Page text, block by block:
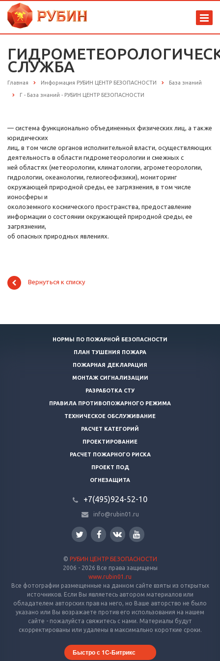
СЛУЖБА
Главная Информация РУБИН ЦЕНТР БЕЗОПАСНОСТИ База знаний
Г - База знаний - РУБИН ЦЕНТР БЕЗОПАСНОСТИ
— система функционально объединенных физических лиц, а также
юридических
лиц, в том числе органов исполнительной власти, осуществляющих
деятельность в области гидрометеорологии и смежных с
ней областях (метеорологии, климатологии, агрометеорологии,
гидрологии, океанологии, гелиогеофизики), мониторинг
окружающей природной среды, ее загрязнения, в том числе
ионосферы и
околоземного космического пространства, предоставление
информации о состоянии окружающей природной среды, ее
загрязнении,
об опасных природных явлениях.
Вернуться к списку
НОРМЫ ПО ПОЖАРНОЙ БЕЗОПАСНОСТИ
ПЛАН ТУШЕНИЯ ПОЖАРА
ПОЖАРНАЯ ДЕКЛАРАЦИЯ
МОНТАЖ СИГНАЛИЗАЦИИ
РАЗРАБОТКА СТУ
ПРАВИЛА ПРОТИВОПОЖАРНОГО РЕЖИМА
ТЕХНИЧЕСКОЕ ОБСЛУЖИВАНИЕ
РАСЧЕТ КАТЕГОРИЙ
ПРОЕКТИРОВАНИЕ
РАСЧЕТ ПОЖАРНОГО РИСКА
ПРОЕКТ ПОД
ОГНЕЗАЩИТА
+7(495)924-52-10
info@rubin01.ru
© РУБИН ЦЕНТР БЕЗОПАСНОСТИ
2006 - 2026 Все права защищены
www.rubin01.ru
Все фотографии размещенные на данном сайте взяты из открытых
источников. Если Вы являетесь автором материалов или
обладателем авторских прав на него, но Ваше авторство не было
указано или Вы возражаете против его использования на нашем
сайте - пожалуйста свяжитесь с нами. Материалы будут
скорректированы или удалены в максимально короткие сроки.
Быстро с 1С-Битрикс